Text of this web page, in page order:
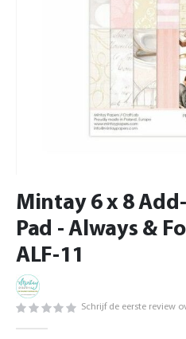
naar
begin
van
afbeeldingen-
gallerij
Mintay 6 x 8
Pad - Always &
ALF-11
Schrijf de eerste review